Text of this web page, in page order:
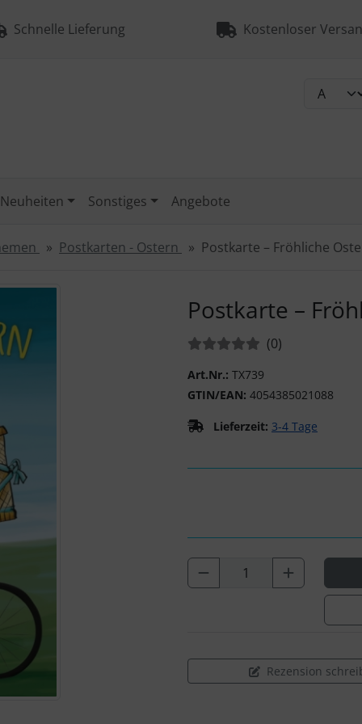
Schnelle Lieferung Kostenloser
Neuheiten Sonstiges Angebote
Postkarten - Ostern Postkarte – Fröhliche
Postkarte –
Bewertungen:(0Bewertungen
)
Art.Nr.: TX739
GTIN/EAN: 4054385021088
Lieferzeit: 3-4 Tage
" und "Vor-Button" nutzen, um zwischen den Bildern
Rezension